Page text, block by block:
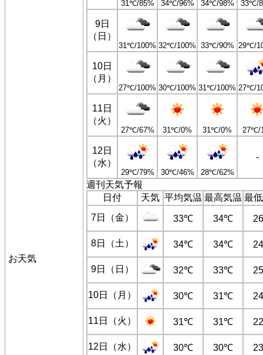
お天気
31℃/85% 34℃/96% 34℃/98% 33℃/
9日
（日）
31℃/100% 32℃/100% 33℃/90% 29℃/
10日
（月）
27℃/100% 30℃/100% 31℃/100% 27℃/
11日
（火）
27℃/67% 31℃/0% 31℃/0% 27℃/
12日
（水）
29℃/79% 30℃/46% 28℃/62%
-
週刊天気予報
日付
天気 平均気温 最高気温 最
7日（金）
33℃ 34℃
8日（土） 34℃ 34℃
9日（日） 32℃ 33℃
10日（月） 30℃ 31℃
11日（火） 31℃ 31℃
12日（水） 30℃ 30℃